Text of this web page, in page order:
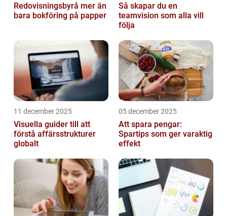
Redovisningsbyrå mer än
bara bokföring på papper
Så skapar du en
teamvision som alla vill
följa
11 december 2025
Visuella guider till att
förstå affärsstrukturer
globalt
05 december 2025
Att spara pengar:
Spartips som ger varaktig
effekt